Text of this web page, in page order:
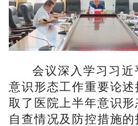
会议深入学习习近
意识形态工作重要论
取了医院上半年意识形
自查情况及防控措施